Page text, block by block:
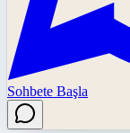
Sohbete Başla